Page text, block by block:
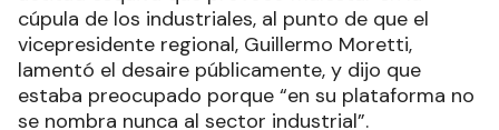
cúpula de los industriales, al punto de que el
vicepresidente regional, Guillermo Moretti,
lamentó el desaire públicamente, y dijo que
estaba preocupado porque “en su plataforma no
se nombra nunca al sector industrial”.